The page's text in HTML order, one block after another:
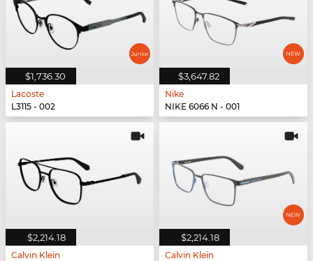
$1,736.30
Lacoste
L3115 - 002
$3,647.82
Nike
NIKE 6066 N - 001
$2,214.18
Calvin Klein
$2,214.18
Calvin Klein